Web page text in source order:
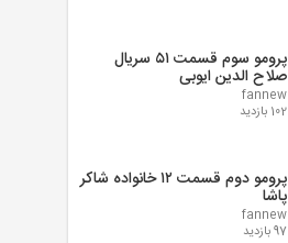
پرومو سوم قسمت ۵۱ سریال
صلاح الدین ایوبی
fannew
102 بازدید
پرومو دوم قسمت ۱۲ خانواده شاکر
پاشا
fannew
97 بازدید